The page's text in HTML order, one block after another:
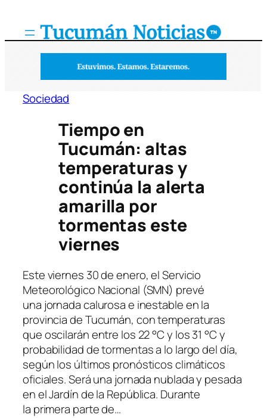
Sociedad
Tiempo en
Tucumán: altas
temperaturas y
continúa la alerta
amarilla por
tormentas este
viernes
Este viernes 30 de enero, el Servicio
Meteorológico Nacional (SMN) prevé
una jornada calurosa e inestable en la
provincia de Tucumán, con temperaturas
que oscilarán entre los 22 °C y los 31 °C y
probabilidad de tormentas a lo largo del día,
según los últimos pronósticos climáticos
oficiales. Será una jornada nublada y pesada
en el Jardín de la República. Durante
la primera parte de…